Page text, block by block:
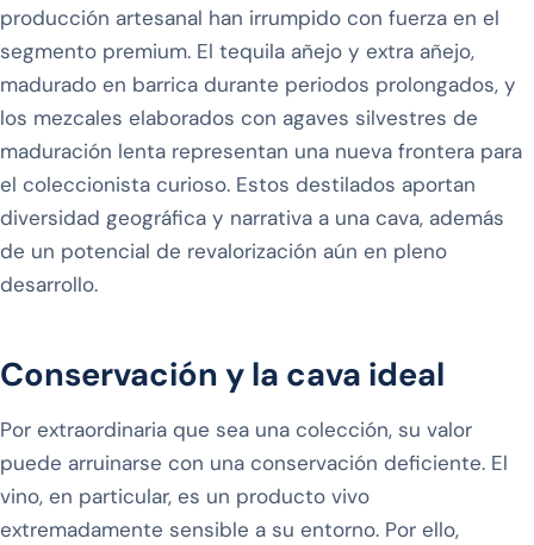
producción artesanal han irrumpido con fuerza en el
segmento premium. El tequila añejo y extra añejo,
madurado en barrica durante periodos prolongados, y
los mezcales elaborados con agaves silvestres de
maduración lenta representan una nueva frontera para
el coleccionista curioso. Estos destilados aportan
diversidad geográfica y narrativa a una cava, además
de un potencial de revalorización aún en pleno
desarrollo.
Conservación y la cava ideal
Por extraordinaria que sea una colección, su valor
puede arruinarse con una conservación deficiente. El
vino, en particular, es un producto vivo
extremadamente sensible a su entorno. Por ello,